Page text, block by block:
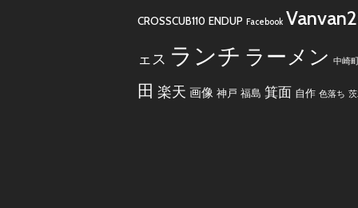
CROSSCUB110 ENDUP Facebook
ェス ランチ ラーメン 中崎町
田 楽天 画像 神戸 福島 箕面 自作 色落ち